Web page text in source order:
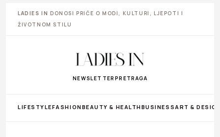
LADIES IN DONOSI PRIČE O MODI, KULTURI, LJEPOTI I
ŽIVOTNOM STILU
NEWSLETTER PRETRAGA
LIFESTYLEFASHIONBEAUTY & HEALTHBUSINESS ART &